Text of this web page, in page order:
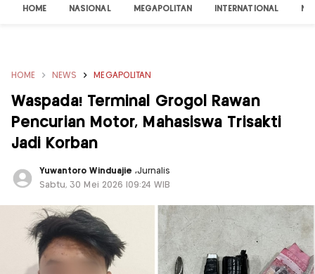
HOME NASIONAL MEGAPOLITAN INTERNATIONAL
HOME NEWS MEGAPOLITAN
Waspada! Terminal Grogol Rawan
Pencurian Motor, Mahasiswa Trisakti
Jadi Korban
Yuwantoro Winduajie ,Jurnalis
Sabtu, 30 Mei 2026 |09:24 WIB